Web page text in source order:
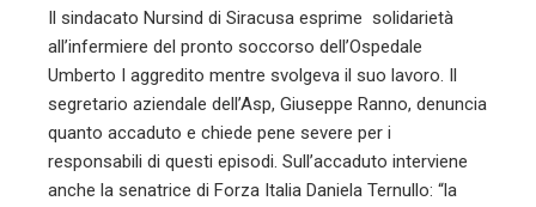
Il sindacato Nursind di Siracusa esprime solidarietà
all’infermiere del pronto soccorso dell’Ospedale
Umberto I aggredito mentre svolgeva il suo lavoro. Il
segretario aziendale dell’Asp, Giuseppe Ranno, denuncia
quanto accaduto e chiede pene severe per i
responsabili di questi episodi. Sull’accaduto interviene
anche la senatrice di Forza Italia Daniela Ternullo: “la